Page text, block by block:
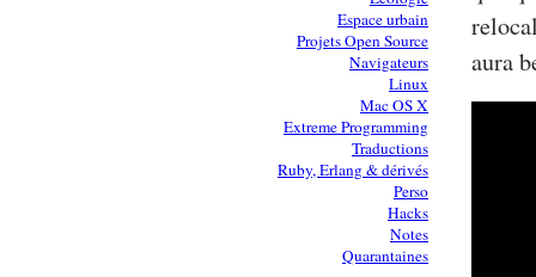
Espace urbain
Projets Open Source
Navigateurs
Linux
Mac OS X
Extreme Programming
Traductions
Ruby, Erlang & dérivés
Perso
Hacks
Notes
Quarantaines
aura